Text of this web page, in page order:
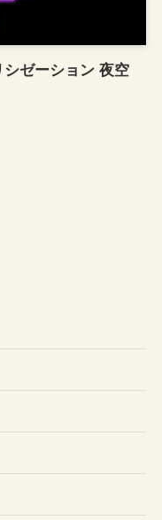
ゼーション 夜空